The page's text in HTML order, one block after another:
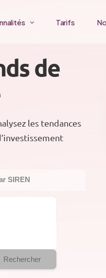
Tarifs
de
les tendances
SIREN
Rechercher